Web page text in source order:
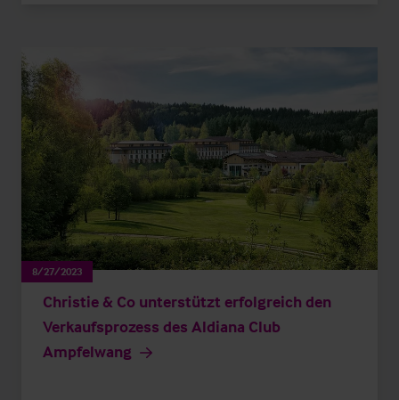
8/27/2023
Christie & Co unterstützt erfolgreich den
Verkaufsprozess des Aldiana Club
Ampfelwang